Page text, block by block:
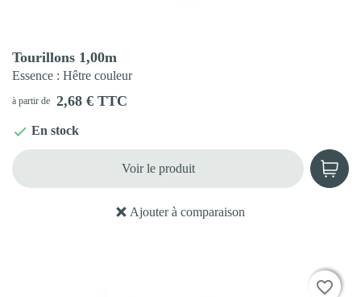
Ajouter à comparaison
Tourillons 1,00m
Essence : Hêtre couleur
à partir de 2,68 € TTC
 En stock
Voir le produit
favorite_border
favorite_border